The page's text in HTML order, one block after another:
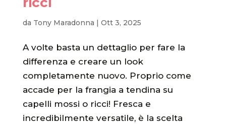
da Tony Maradonna Ott 3, 2025
A volte basta un dettaglio per fare la
differenza e creare un look
completamente nuovo. Proprio come
accade per la frangia a tendina su
capelli mossi o ricci! Fresca e
incredibilmente versatile, è la scelta